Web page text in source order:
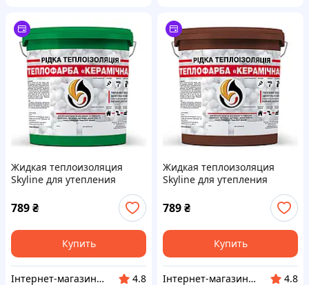
Жидкая теплоизоляция
Skyline для утепления
Теплокраска Зеленый 3 л
789₴
Купить
Інтернет-магазин "Winner"
4.8
Жидкая теплоизоляция
Skyline для утепления
Теплокраска Коричневый 3
л
789₴
Купить
Інтернет-магазин "Winner"
4.8